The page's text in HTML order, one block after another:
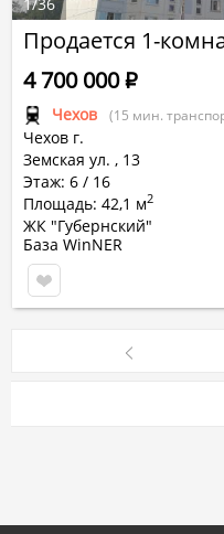
Продается 1-
Чехов (15 мин.
Чехов г.
Земская ул. , 13
Этаж: 6 / 16
Площадь: 42,1 м2
ЖК "Губернский"
4 700 000Р
База WinNER